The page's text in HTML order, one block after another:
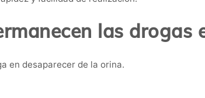
las drogas
en desaparecer de la orina.